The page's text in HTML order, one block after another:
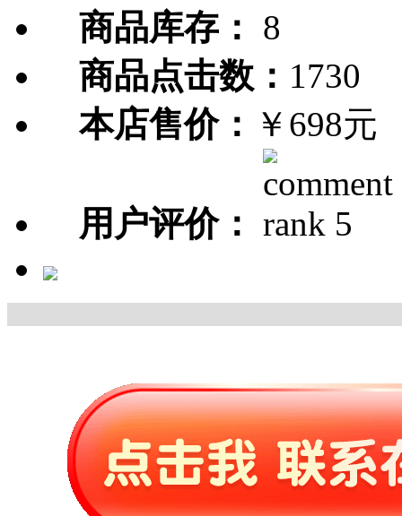
商品库存：
8
商品点击数： 1730
本店售价： ￥698元
用户评价：